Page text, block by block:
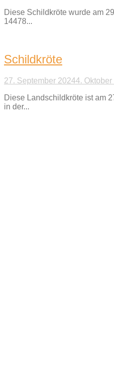
Diese Schildkröte wurde am
14478...
Schildkröte
27. September 20244. Oktober
Diese Landschildkröte ist am
in der...